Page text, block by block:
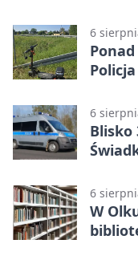
6
6
Blisko
6
W